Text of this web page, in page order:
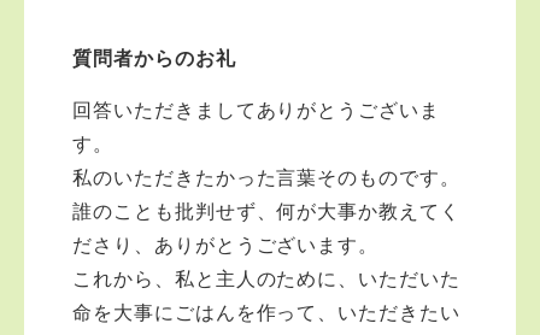
質問者からのお礼
回答いただきましてありがとうございま
す。
私のいただきたかった言葉そのものです。
誰のことも批判せず、何が大事か教えてく
ださり、ありがとうございます。
これから、私と主人のために、いただいた
命を大事にごはんを作って、いただきたい